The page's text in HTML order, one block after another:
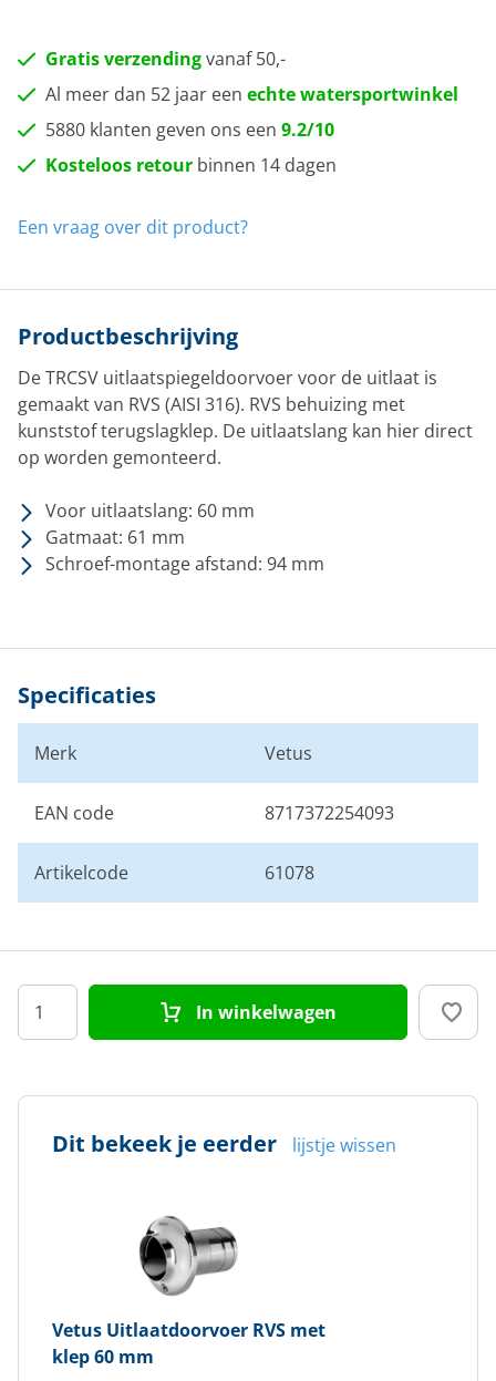
Gratis verzendingvanaf 50,-
Al meer dan 52 jaar een echte watersportwinkel
5880 klanten geven ons een 9.2/10
Kosteloos retour binnen 14 dagen
Een vraag over dit product?
Productbeschrijving
De TRCSV uitlaatspiegeldoorvoer voor de uitlaat is
gemaakt van RVS (AISI 316). RVS behuizing met
kunststof terugslagklep. De uitlaatslang kan hier direct
op worden gemonteerd.
Voor uitlaatslang: 60 mm
Gatmaat: 61 mm
Schroef-montage afstand: 94 mm
Specificaties
Merk Vetus
EAN code 8717372254093
Artikelcode 61078
In winkelwagen
Dit bekeek je eerder lijstje wissen
Vetus Uitlaatdoorvoer RVS met
klep 60 mm